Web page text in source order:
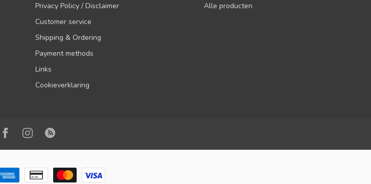
Privacy Policy / Disclaimer
Customer service
Shipping & Ordering
Payment methods
Links
Cookieverklaring
Alle producten